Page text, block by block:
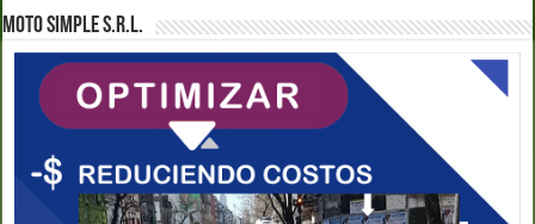
MOTO SIMPLE S.R.L.